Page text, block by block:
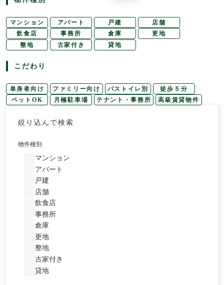
マンション アパート 戸建
店舗
飲食店
事務所 倉庫
更地
整地
古家付き 貸地
こだわり
単身者向け ファミリー向け バストイレ別
徒歩５分
ペットOK
月極駐車場 テナント・事務所 高級賃貸物件
絞り込んで検索
物件種別
マンション
アパート
戸建
店舗
飲食店
事務所
倉庫
更地
整地
古家付き
貸地